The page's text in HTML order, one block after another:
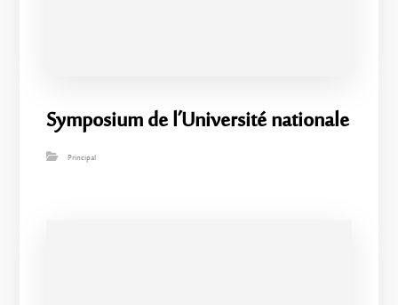
Symposium de l’Université nationale
Principal